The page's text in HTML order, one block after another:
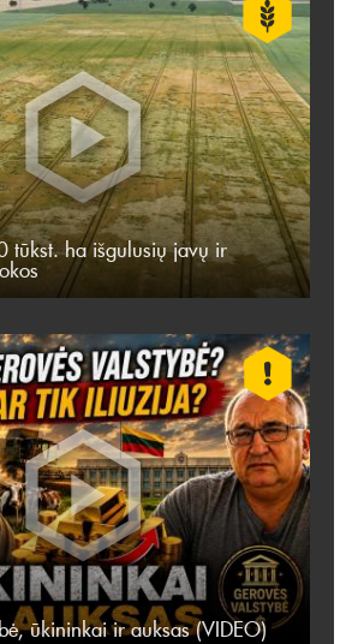
tūkst. ha išgulusių javų ir
ūkininkai ir auksas (VIDEO)